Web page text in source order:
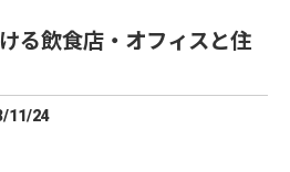
る飲食店・オフィスと住
11/24